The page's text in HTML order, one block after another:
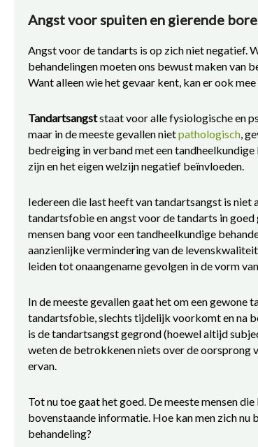
Angst voor spuiten en gierende
Angst voor de tandarts is op zich niet negatief.
behandelingen moeten ons bewust maken van
Want alleen wie het gevaar kent, kan er ook mee
Tandartsangststaat voor alle fysiologische en
maar in de meeste gevallen nietpathologisch ,
bedreiging in verband met een
zijn en het eigen welzijn negatief beïnvloeden.
Iedereen die last heeft van tandartsangst is
tandartsfobie en angst voor de tandarts in goed
mensen bang voor een tandheelkundige
aanzienlijke vermindering van de
leiden tot onaangename gevolgen in de vorm
In de meeste gevallen gaat het om een gewone
tandartsfobie, slechts tijdelijk voorkomt en na
is de tandartsangst gegrond (hoewel altijd
weten de betrokkenen niets over de oorsprong
ervan.
Tot nu toe gaat het goed. De meeste mensen
bovenstaande informatie. Hoe kan men zich nu
behandeling?